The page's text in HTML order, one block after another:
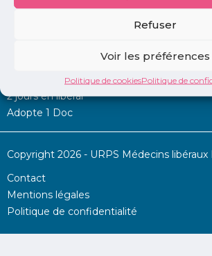
Refuser
Voir les préférences
Politique de cookiesPolitique de
Permanence d’aide à l’installation
2 jours en libéral
Adopte 1 Doc
Copyright 2026 - URPS Médecins libéraux
Contact
Mentions légales
Politique de confidentialité